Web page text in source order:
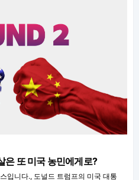
은 또 미국 농민에게로?
입니다., 도널드 트럼프의 미국 대통